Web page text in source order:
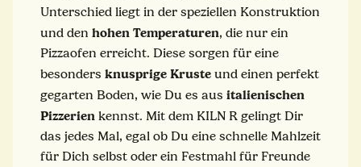
Unterschied liegt in der speziellen Konstruktion
und den hohen Temperaturen, die nur ein
Pizzaofen erreicht. Diese sorgen für eine
besonders knusprige Kruste und einen perfekt
gegarten Boden, wie Du es aus italienischen
Pizzerien kennst. Mit dem KILN R gelingt Dir
das jedes Mal, egal ob Du eine schnelle Mahlzeit
für Dich selbst oder ein Festmahl für Freunde